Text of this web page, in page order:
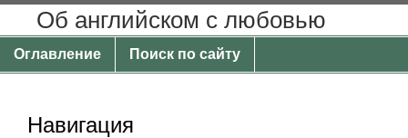
Об английском с любовью
Оглавление Поиск по сайту
Навигация